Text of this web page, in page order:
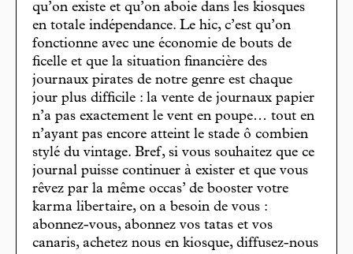
qu’on existe et qu’on aboie dans les kiosques
en totale indépendance. Le hic, c’est qu’on
fonctionne avec une économie de bouts de
ficelle et que la situation financière des
journaux pirates de notre genre est chaque
jour plus difficile : la vente de journaux papier
n’a pas exactement le vent en poupe… tout en
n’ayant pas encore atteint le stade ô combien
stylé du vintage. Bref, si vous souhaitez que ce
journal puisse continuer à exister et que vous
rêvez par la même occas’ de booster votre
karma libertaire, on a besoin de vous :
abonnez-vous, abonnez vos tatas et vos
canaris, achetez nous en kiosque, diffusez-nous